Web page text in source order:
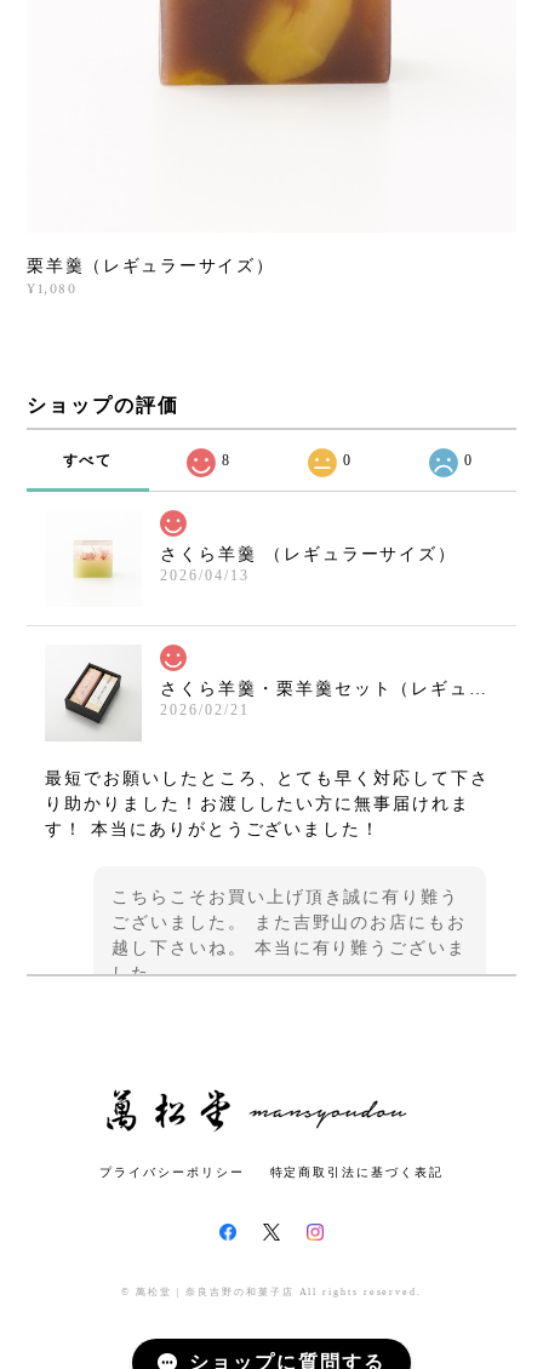
栗羊羹（レギュラーサイズ）
¥1,080
ショップの評価
すべて 8 0 0
さくら羊羹 （レギュラーサイズ）
2026/04/13
さくら羊羹・栗羊羹セット（レギュラーサイズ）
2026/02/21
最短でお願いしたところ、とても早く対応して下さ
り助かりました！お渡ししたい方に無事届けれま
す！ 本当にありがとうございました！
こちらこそお買い上げ頂き誠に有り難う
ございました。 また吉野山のお店にもお
越し下さいね。 本当に有り難うございま
した。
2024/12/21
丁寧な梱包で注文後速やかに届きました。 先日登山
りとした甘みで、普段はあんこ餅を食べない息子が
ありがとうございました♪
プライバシーポリシー 特定商取引法に基づく表記
© 萬松堂 | 奈良吉野の和菓子店 All rights reserved.
ショップに質問する